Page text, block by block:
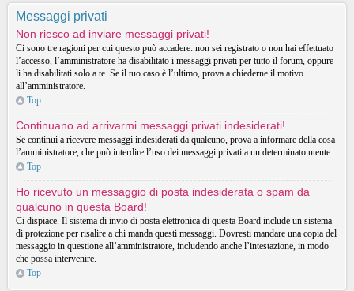
Messaggi privati
Non riesco ad inviare messaggi privati!
Ci sono tre ragioni per cui questo può accadere: non sei registrato o non hai effettuato
l’accesso, l’amministratore ha disabilitato i messaggi privati per tutto il forum, oppure
li ha disabilitati solo a te. Se il tuo caso è l’ultimo, prova a chiederne il motivo
all’amministratore.
Top
Continuano ad arrivarmi messaggi privati indesiderati!
Se continui a ricevere messaggi indesiderati da qualcuno, prova a informare della cosa
l’amministratore, che può interdire l’uso dei messaggi privati a un determinato utente.
Top
Ho ricevuto un messaggio di posta indesiderata o spam da
qualcuno in questa Board!
Ci dispiace. Il sistema di invio di posta elettronica di questa Board include un sistema
di protezione per risalire a chi manda questi messaggi. Dovresti mandare una copia del
messaggio in questione all’amministratore, includendo anche l’intestazione, in modo
che possa intervenire.
Top